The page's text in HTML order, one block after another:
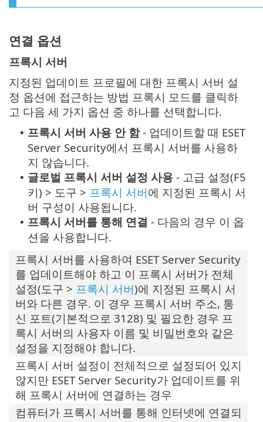
연결 옵션
프록시 서버
지정된 업데이트 프로필에 대한 프록시 서버 설
정 옵션에 접근하는 방법 프록시 모드를 클릭하
고 다음 세 가지 옵션 중 하나를 선택합니다.
• 프록시 서버 사용 안 함- 업데이트할 때 ESET
Server Security에서 프록시 서버를 사용하
지 않습니다.
• 글로벌 프록시 서버 설정 사용 - 고급 설정(F5
키) > 도구 > 프록시 서버에 지정된 프록시 서
버 구성이 사용됩니다.
• 프록시 서버를 통해 연결 - 다음의 경우 이 옵
션을 사용합니다.
프록시 서버를 사용하여 ESET Server Security
를 업데이트해야 하고 이 프록시 서버가 전체
설정(도구 > 프록시 서버)에 지정된 프록시 서
버와 다른 경우. 이 경우 프록시 서버 주소, 통
신 포트(기본적으로 3128) 및 필요한 경우 프
록시 서버의 사용자 이름 및 비밀번호와 같은
설정을 지정해야 합니다.
프록시 서버 설정이 전체적으로 설정되어 있지
않지만 ESET Server Security가 업데이트를 위
해 프록시 서버에 연결하는 경우
컴퓨터가 프록시 서버를 통해 인터넷에 연결되